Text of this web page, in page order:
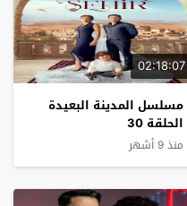
02:18:07
مسلسل المدينة البعيدة
الحلقة 30
منذ 9 أشهر